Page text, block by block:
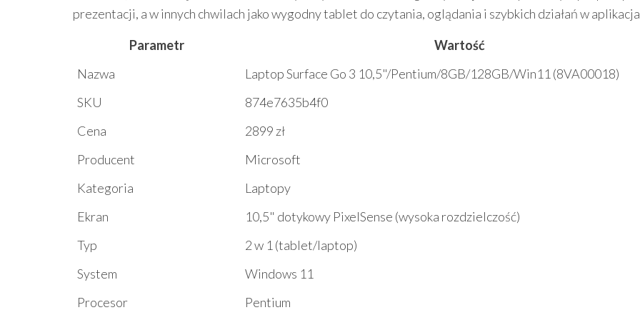
prezentacji, a w innych chwilach jako wygodny tablet do czytania, oglądania i szybkich działań w
Parametr
Wartość
Nazwa
Laptop Surface Go 3 10,5"/Pentium/8GB/128GB/Win11 (8VA00018)
SKU
874e7635b4f0
Cena
2899 zł
Producent
Microsoft
Kategoria
Laptopy
Ekran
10,5" dotykowy PixelSense (wysoka rozdzielczość)
Typ
2 w 1 (tablet/laptop)
System
Windows 11
Procesor
Pentium